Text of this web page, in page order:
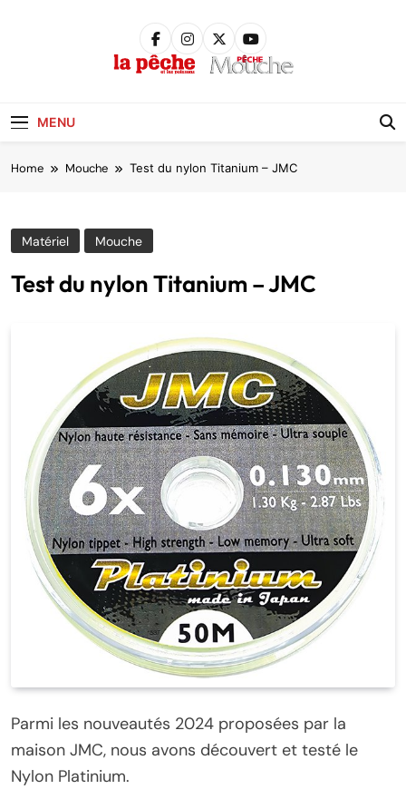
MENU
Home Mouche Test du nylon Titanium – JMC
Matériel Mouche
Test du nylon Titanium – JMC
Parmi les nouveautés 2024 proposées par la
maison JMC, nous avons découvert et testé le
Nylon Platinium.